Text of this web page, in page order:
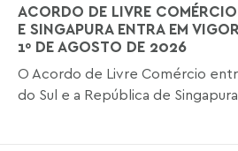
ACORDO DE LIVRE
E SINGAPURA ENTRA EM
1º DE AGOSTO DE 2026
O Acordo de Livre Comércio
do Sul e a República de